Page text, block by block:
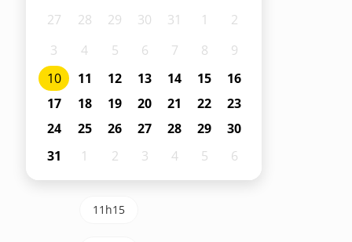
27 28 29 30 31 1
2
3
4 5 6 7 8
9
10
11 12 13 14 15
16
17
18 19 20 21 22
23
24
25 26 27 28 29
30
31
1 2 3 4 5 6
11h15